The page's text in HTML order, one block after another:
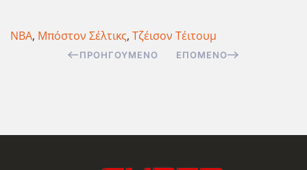
NBA, Μπόστον Σέλτικς, Τζέισον Τέιτουμ
ΠΡΟΗΓΟΎΜΕΝΟ ΕΠΌΜΕΝΟ